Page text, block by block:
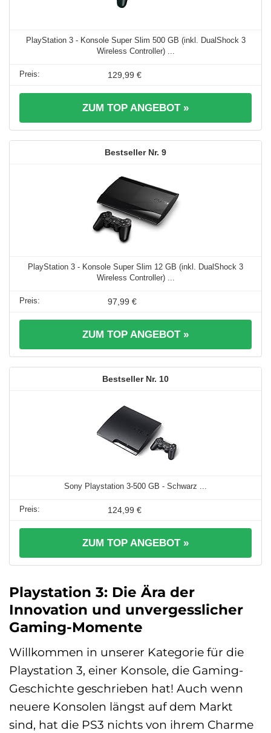
PlayStation 3 - Konsole Super Slim 500 GB (inkl. DualShock 3
Wireless Controller) ...
129,99 €
ZUM TOP ANGEBOT »
9
PlayStation 3 - Konsole Super Slim 12 GB (inkl. DualShock 3
Wireless Controller) ...
97,99 €
ZUM TOP ANGEBOT »
10
Sony Playstation 3-500 GB - Schwarz ...
124,99 €
ZUM TOP ANGEBOT »
Playstation 3: Die Ära der
Innovation und unvergesslicher
Gaming-Momente
Willkommen in unserer Kategorie für die
Playstation 3, einer Konsole, die Gaming-
Geschichte geschrieben hat! Auch wenn
neuere Konsolen längst auf dem Markt
sind, hat die PS3 nichts von ihrem Charme